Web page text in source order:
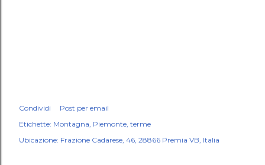
Condividi
Post per email
Etichette: Montagna Piemonte terme
Ubicazione: Frazione Cadarese, 46, 28866 Premia VB, Italia